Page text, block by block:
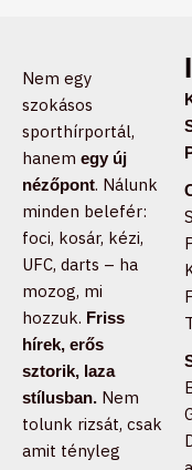
Nem egy
szokásos
sporthírportál,
hanem egy új
nézőpont. Nálunk
minden belefér:
foci, kosár, kézi,
UFC, darts – ha
mozog, mi
hozzuk. Friss
hírek, erős
sztorik, laza
stílusban. Nem
tolunk rizsát, csak
amit tényleg